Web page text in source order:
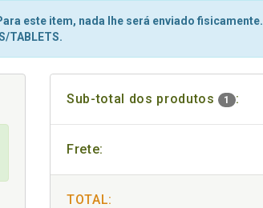
este item, nada lhe será enviado fisicamente.
TABLETS.
Sub-total dos produtos 1 :
Frete:
TOTAL: